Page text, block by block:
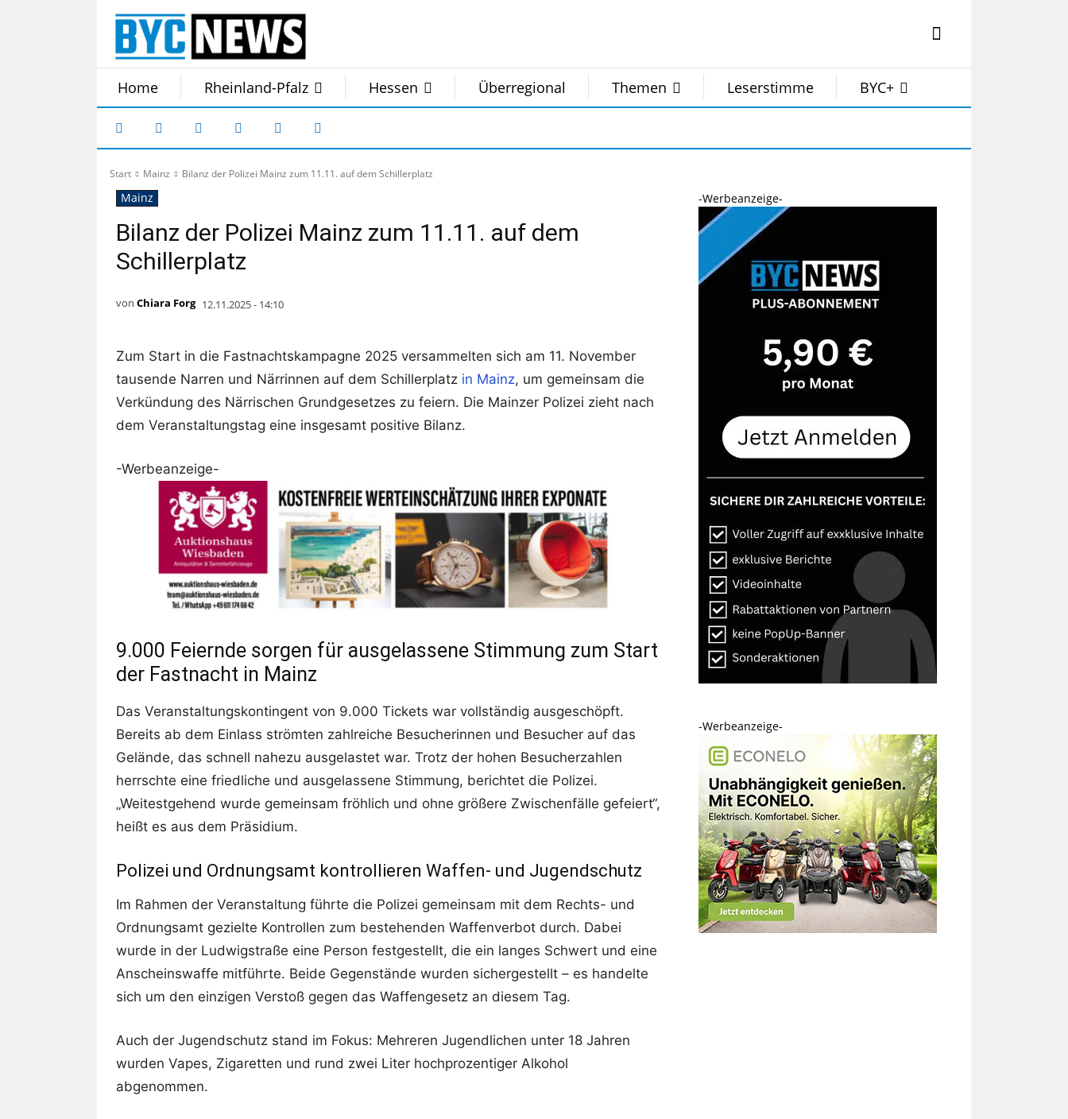
Home Rheinland-Pfalz Hessen Überregional Themen Leserstimme BYC+
Start Mainz Bilanz der Polizei Mainz zum 11.11. auf dem Schillerplatz
Mainz
Bilanz der Polizei Mainz zum 11.11. auf dem
Schillerplatz
von Chiara Forg 12.11.2025 - 14:10
Zum Start in die Fastnachtskampagne 2025 versammelten sich am 11. November
tausende Narren und Närrinnen auf dem Schillerplatz in Mainz, um gemeinsam die
Verkündung des Närrischen Grundgesetzes zu feiern. Die Mainzer Polizei zieht nach
dem Veranstaltungstag eine insgesamt positive Bilanz.
-Werbeanzeige-
9.000 Feiernde sorgen für ausgelassene Stimmung zum Start
der Fastnacht in Mainz
Das Veranstaltungskontingent von 9.000 Tickets war vollständig ausgeschöpft.
Bereits ab dem Einlass strömten zahlreiche Besucherinnen und Besucher auf das
Gelände, das schnell nahezu ausgelastet war. Trotz der hohen Besucherzahlen
herrschte eine friedliche und ausgelassene Stimmung, berichtet die Polizei.
„Weitestgehend wurde gemeinsam fröhlich und ohne größere Zwischenfälle gefeiert“,
heißt es aus dem Präsidium.
Polizei und Ordnungsamt kontrollieren Waffen- und Jugendschutz
Im Rahmen der Veranstaltung führte die Polizei gemeinsam mit dem Rechts- und
Ordnungsamt gezielte Kontrollen zum bestehenden Waffenverbot durch. Dabei
wurde in der Ludwigstraße eine Person festgestellt, die ein langes Schwert und eine
Anscheinswaffe mitführte. Beide Gegenstände wurden sichergestellt – es handelte
sich um den einzigen Verstoß gegen das Waffengesetz an diesem Tag.
Auch der Jugendschutz stand im Fokus: Mehreren Jugendlichen unter 18 Jahren
wurden Vapes, Zigaretten und rund zwei Liter hochprozentiger Alkohol
abgenommen.
-Werbeanzeige-
-Werbeanzeige-